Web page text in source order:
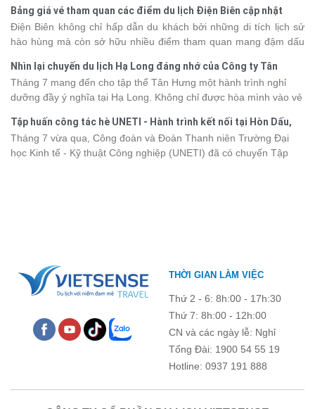
khác nhau, khiến nhiều du khách băn khoăn khi lựa chọn. Bài viết
dưới đây sẽ cập nhật bảng giá tour du thuyền Hạ Long mới nhất
2026 từ 3 - 6 sao, giúp bạn dễ dàng so sánh và tìm được hành
trình phù hợp với nhu cầu cũng như ngân sách.
Bảng giá vé tham quan các điểm du lịch Điện Biên cập nhật
2026
Điện Biên không chỉ hấp dẫn du khách bởi những di tích lịch sử
hào hùng mà còn sở hữu nhiều điểm tham quan mang đậm dấu
phá vùng đất này, việc cập nhật trước giá vé sẽ giúp bạn chủ
động hơn trong lịch trình và chi phí. Cùng Vietsense Travel tham
khảo bảng giá vé tham quan các điểm du lịch Điện Biênmới nhất
năm 2026 ngay dưới đây.
Nhìn lại chuyến du lịch Hạ Long đáng nhớ của Công ty Tân
Hưng 2026
Tháng 7 mang đến cho tập thể Tân Hưng một hành trình nghỉ
dưỡng đầy ý nghĩa tại Hạ Long. Không chỉ được hòa mình vào vẻ
kết, sẻ chia và lưu giữ nhiều khoảnh khắc đáng nhớ. Hãy cùng
nhìn lại chuyến đi ngập tràn niềm vui và những trải nghiệm khó
quên.
Tập huấn công tác hè UNETI - Hành trình kết nối tại Hòn Dấu,
Đồ Sơn
Tháng 7 vừa qua, Công đoàn và Đoàn Thanh niên Trường Đại
học Kinh tế - Kỹ thuật Công nghiệp (UNETI) đã có chuyến Tập
THỜI GIAN LÀM VIỆC
Thứ 2 - 6: 8h:00 - 17h:30
Thứ 7: 8h:00 - 12h:00
CN và các ngày lễ: Nghỉ
Tổng Đài: 1900 54 55 19
Hotline: 0937 191 888